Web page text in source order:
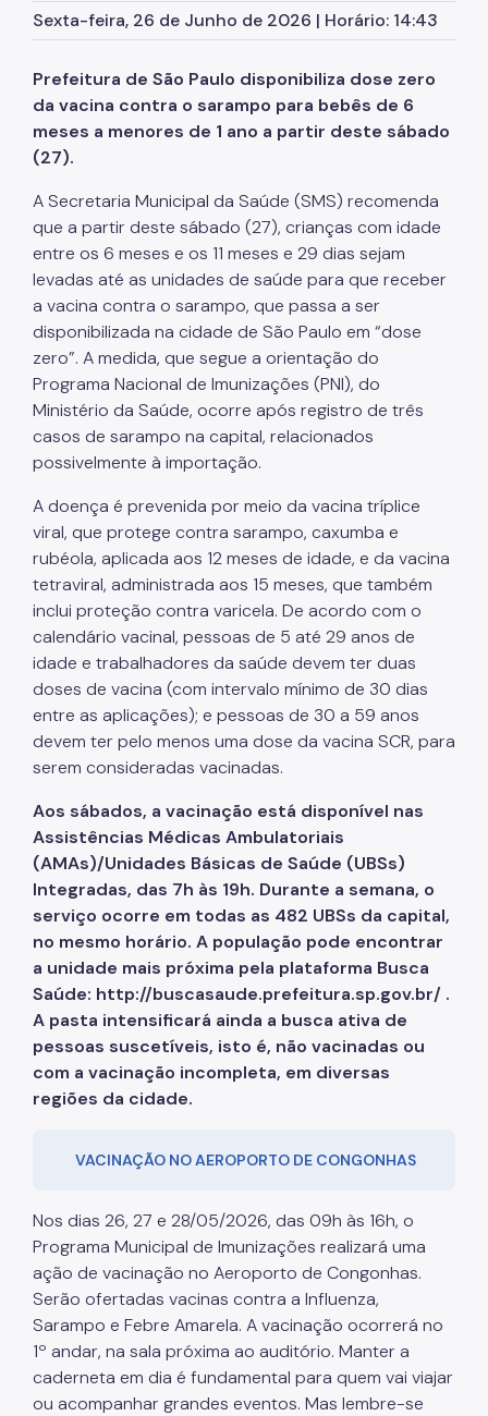
Assessoria de Comunicação - Ascom
Assessoria Parlamentar
Atenção Básica
Atenção Hospitalar
Atenção Integral às Pessoas em Situação de
Acumulação
Biblioteca de Saúde
Cadastro Nacional de Estabelecimento de Saúde
(CNES)
Comitê de Ética em Pesquisa com Seres Humanos
Conselho Municipal de Saúde
Coordenadoria de Informação em Saúde
Infecções Sexualmente Transmissíveis - IST/AIDS
Epidemiologia e Informação - CEInfo
Escola Municipal de Saúde - EMS
Gestão de Pessoas
Gestão Participativa
Judicialização da Saúde
Licitações e Compras Públicas
Atas de Registro de Preços
Editais / Consulta Pública
Manuais de Identidade Visual
Ouvidoria
SAMU 192
Vigilância em Saúde
Sexta-feira, 26 de Junho de 2026 | Horário: 14:43
Prefeitura de São Paulo disponibiliza dose zero
da vacina contra o sarampo para bebês de 6
meses a menores de 1 ano a partir deste sábado
(27).
A Secretaria Municipal da Saúde (SMS) recomenda
que a partir deste sábado (27), crianças com idade
entre os 6 meses e os 11 meses e 29 dias sejam
levadas até as unidades de saúde para que receber
a vacina contra o sarampo, que passa a ser
disponibilizada na cidade de São Paulo em “dose
zero”. A medida, que segue a orientação do
Programa Nacional de Imunizações (PNI), do
Ministério da Saúde, ocorre após registro de três
casos de sarampo na capital, relacionados
possivelmente à importação.
A doença é prevenida por meio da vacina tríplice
viral, que protege contra sarampo, caxumba e
rubéola, aplicada aos 12 meses de idade, e da vacina
tetraviral, administrada aos 15 meses, que também
inclui proteção contra varicela. De acordo com o
calendário vacinal, pessoas de 5 até 29 anos de
idade e trabalhadores da saúde devem ter duas
doses de vacina (com intervalo mínimo de 30 dias
entre as aplicações); e pessoas de 30 a 59 anos
devem ter pelo menos uma dose da vacina SCR, para
serem consideradas vacinadas.
Aos sábados, a vacinação está disponível nas
Assistências Médicas Ambulatoriais
(AMAs)/Unidades Básicas de Saúde (UBSs)
Integradas, das 7h às 19h. Durante a semana, o
serviço ocorre em todas as 482 UBSs da capital,
no mesmo horário. A população pode encontrar
a unidade mais próxima pela plataforma Busca
Saúde: http://buscasaude.prefeitura.sp.gov.br/ .
A pasta intensificará ainda a busca ativa de
pessoas suscetíveis, isto é, não vacinadas ou
com a vacinação incompleta, em diversas
regiões da cidade.
VACINAÇÃO NO AEROPORTO DE CONGONHAS
Nos dias 26, 27 e 28/05/2026, das 09h às 16h, o
Programa Municipal de Imunizações realizará uma
ação de vacinação no Aeroporto de Congonhas.
Serão ofertadas vacinas contra a Influenza,
Sarampo e Febre Amarela. A vacinação ocorrerá no
1º andar, na sala próxima ao auditório. Manter a
caderneta em dia é fundamental para quem vai viajar
ou acompanhar grandes eventos. Mas lembre-se